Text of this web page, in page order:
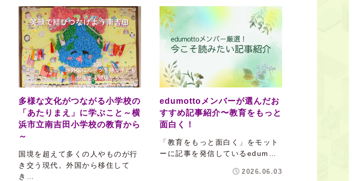
多様な文化がつながる小学校の
「あたりまえ」に学ぶこと～横
浜市立南吉田小学校の教育から
～
国境を超えて多くの人やものが行
き交う現代。外国から移住して
き…
edumottoメンバーが選んだお
すすめ記事紹介〜教育をもっと
面白く！
「教育をもっと面白く」をモット
ーに記事を発信しているedum…
2026.06.03